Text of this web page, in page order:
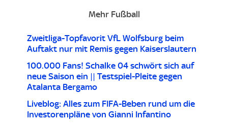
Mehr Fußball
Zweitliga-Topfavorit VfL Wolfsburg beim
Auftakt nur mit Remis gegen Kaiserslautern
100.000 Fans! Schalke 04 schwört sich auf
neue Saison ein || Testspiel-Pleite gegen
Atalanta Bergamo
Liveblog: Alles zum FIFA-Beben rund um die
Investorenpläne von Gianni Infantino